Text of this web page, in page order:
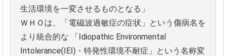
生活環境を一変させるものとなる」
ＷＨＯは、「電磁波過敏症の症状」という傷病名を
より統合的な 「Idiopathic Environmental
Intolerance(IEI)・特発性環境不耐症」という名称変